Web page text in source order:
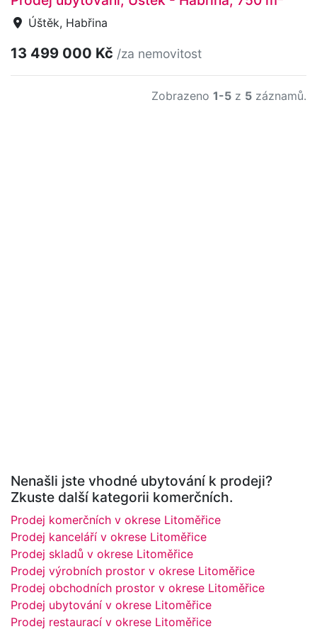
Úštěk, Habřina
13 499 000 Kč /za nemovitost
Zobrazeno 1-5 z 5 záznamů.
Nenašli jste vhodné ubytování k prodeji?
Zkuste další kategorii komerčních.
Prodej komerčních v okrese Litoměřice
Prodej kanceláří v okrese Litoměřice
Prodej skladů v okrese Litoměřice
Prodej výrobních prostor v okrese Litoměřice
Prodej obchodních prostor v okrese Litoměřice
Prodej ubytování v okrese Litoměřice
Prodej restaurací v okrese Litoměřice